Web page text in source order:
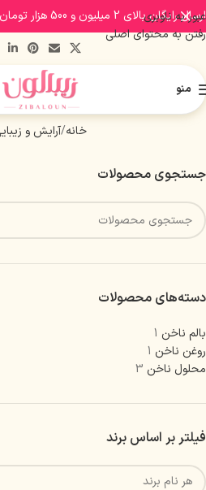
عبور به ناوبری
رفتن به محتوای اصلی
منو
خانه آرایش و
جستجوی محصولات
دسته‌های محصولات
بالم ناخن 1
روغن ناخن 1
محلول ناخن 3
فیلتر بر اساس برند
ارسال رایگان بالای 2 میلیون و 500 هزار تومان (تا 5 کیلوگرم)